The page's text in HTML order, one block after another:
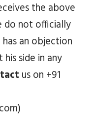
the above
do not officially
an objection
side in any
us on +91